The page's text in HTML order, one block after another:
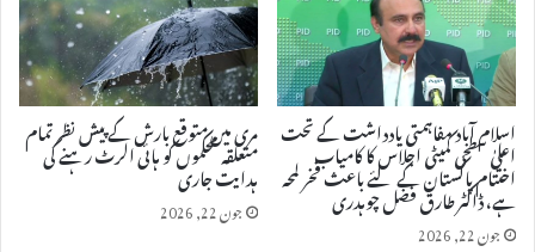
اسلام آباد مفاہمتی یادداشت کے تحت
اعلیٰ سطحی کمیٹی اجلاس کا کامیاب
اختتام پاکستان کے لئے باعث فخر لمحہ
ہے، ڈاکٹر طارق فضل چوہدری
جون 22, 2026
مری میں متوقع بارش کے پیش نظر تمام
متعلقہ محکموں کو ہائی الرٹ رہنے کی
ہدایت جاری
جون 22, 2026